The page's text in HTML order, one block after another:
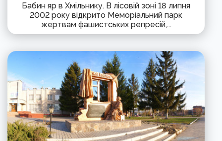
Бабин яр в Хмільнику. В лісовій зоні 18 липня
2002 року відкрито Меморіальний парк
жертвам фашистських репресій,...